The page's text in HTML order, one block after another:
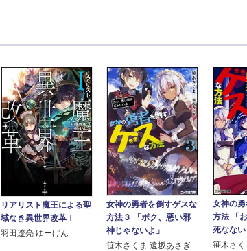
リアリスト魔王による聖
域なき異世界改革Ｉ
羽田遼亮 ゆーげん
女神の勇者を倒すゲスな
方法３ 「ボク、悪い邪
神じゃないよ」
笹木さくま 遠坂あさぎ
女神の
方法 「
死なない
笹木さ